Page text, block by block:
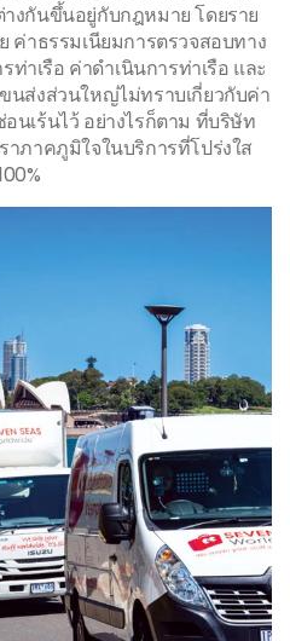
งกันขึ้นอยู่กับกฎหมาย โดยราย
ค่าธรรมเนียมการตรวจสอบทาง
าเรือ ค่าดำเนินการท่าเรือ และ
นส่งส่วนใหญ่ไม่ทราบเกี่ยวกับค่า
นเร้นไว้ อย่างไรก็ตาม ที่บริษัท
าภาคภูมิใจในบริการที่โปร่งใส